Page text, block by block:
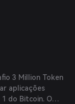
3 Million Token
aplicações
do Bitcoin. O